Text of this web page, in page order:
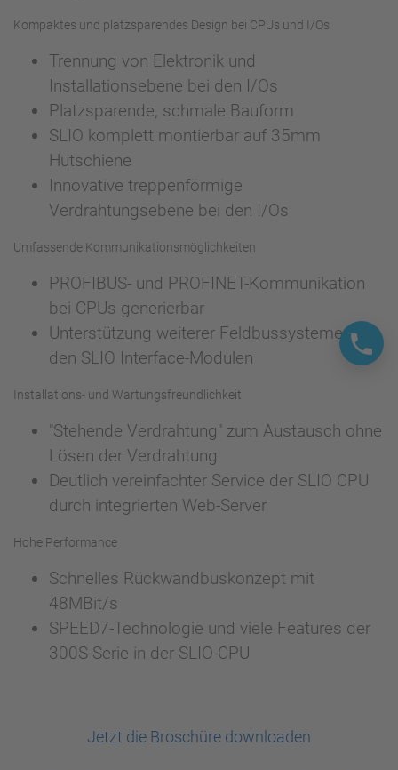
Kompaktes und platzsparendes Design bei CPUs und I/Os
Trennung von Elektronik und
Installationsebene bei den I/Os
Platzsparende, schmale Bauform
SLIO komplett montierbar auf 35mm
Hutschiene
Innovative treppenförmige
Verdrahtungsebene bei den I/Os
Umfassende Kommunikationsmöglichkeiten
PROFIBUS- und PROFINET-Kommunikation
bei CPUs generierbar
Unterstützung weiterer Feldbussysteme mit
den SLIO Interface-Modulen
Installations- und Wartungsfreundlichkeit
"Stehende Verdrahtung" zum Austausch ohne
Lösen der Verdrahtung
Deutlich vereinfachter Service der SLIO CPU
durch integrierten Web-Server
Hohe Performance
Schnelles Rückwandbuskonzept mit
48MBit/s
SPEED7-Technologie und viele Features der
300S-Serie in der SLIO-CPU
Jetzt die Broschüre downloaden